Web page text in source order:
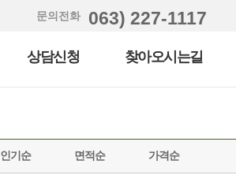
문의전화 063) 227-1117
상담신청 찾아오시는길
인기순 면적순 가격순